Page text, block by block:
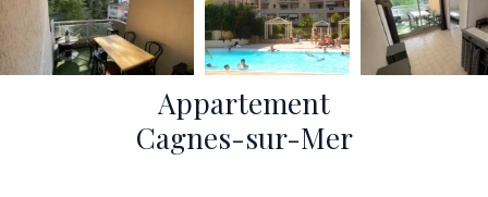
Appartement
Cagnes-sur-Mer